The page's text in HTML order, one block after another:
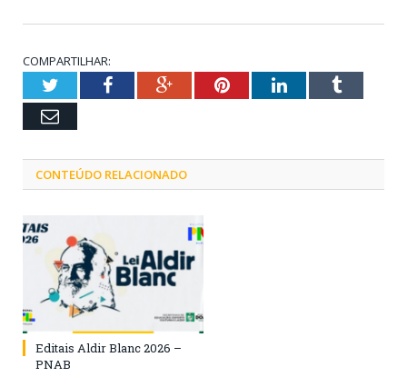
COMPARTILHAR:
TwitterFacebookGoogle+PinterestLinkedInTumblr
Email
CONTEÚDO RELACIONADO
Editais Aldir Blanc 2026 –
PNAB